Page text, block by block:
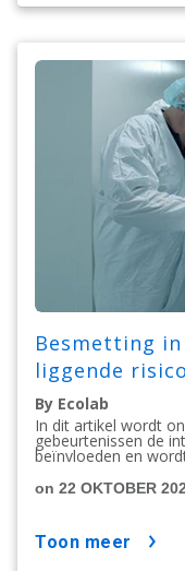
Besmetting
liggende
By Ecolab
In dit artikel wordt
gebeurtenissen de
beïnvloeden en
on 22 OKTOBER
toon meer